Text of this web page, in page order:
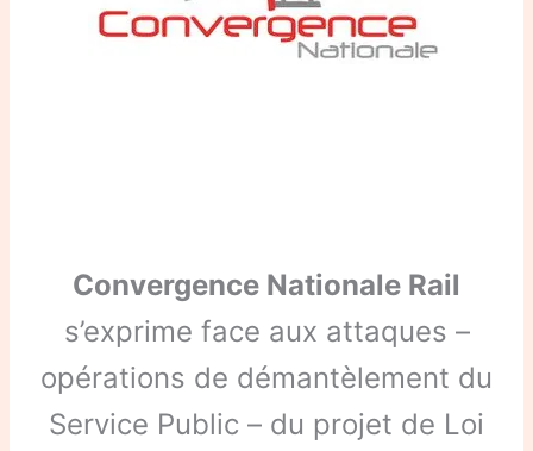
Convergence Nationale Rail
s’exprime face aux attaques –
opérations de démantèlement du
Service Public – du projet de Loi